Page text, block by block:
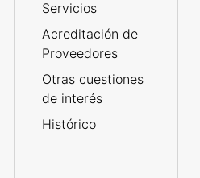
Servicios
Acreditación de
Proveedores
Otras cuestiones
de interés
Histórico